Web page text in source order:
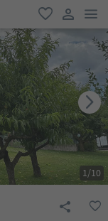
favorit
user link
1/10